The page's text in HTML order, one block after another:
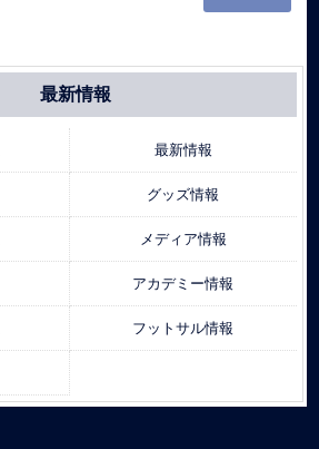
最新情報
最新情報
グッズ情報
メディア情報
アカデミー情報
フットサル情報